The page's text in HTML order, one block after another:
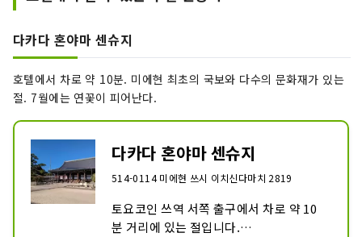
취가 있는 경치를 즐길 수 있습니다.
가을에는 단풍이 색깔로 생생한 경치를 즐
길 수 있습니다.
다카다 혼야마 센슈지
호텔에서 차로 약 10분. 미에현 최초의 국보와 다수의 문화재가 있는
절. 7월에는 연꽃이 피어난다.
다카다 혼야마 센슈지
514-0114 미에현 쓰시 이치신다마치 2819
토요코인 쓰역 서쪽 출구에서 차로 약 10
분 거리에 있는 절입니다.